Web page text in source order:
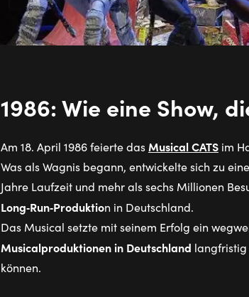
1986: Wie eine Show,
Am 18. April 1986 feierte das Musical CATS im
Was als Wagnis begann, entwickelte sich zu
Jahre Laufzeit und mehr als sechs Millionen
Long‑Run‑Produktion in Deutschland.
Das Musical setzte mit seinem Erfolg ein
Musicalproduktionen in Deutschland
können.